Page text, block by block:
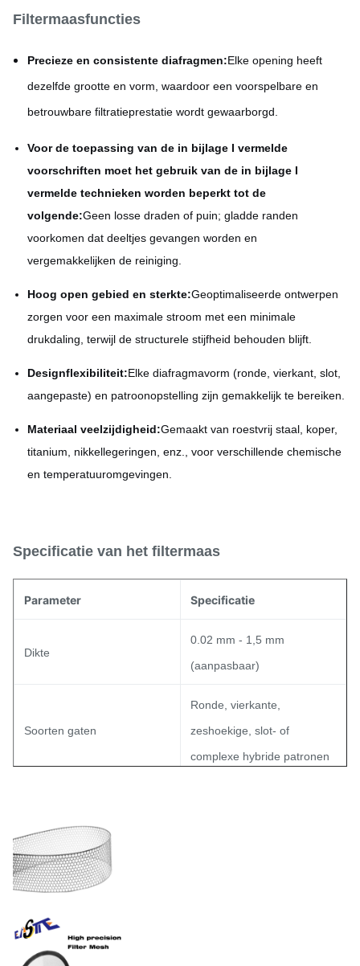
Filtermaasfuncties
Precieze en consistente diafragmen:Elke opening heeft
dezelfde grootte en vorm, waardoor een voorspelbare en
betrouwbare filtratieprestatie wordt gewaarborgd.
Voor de toepassing van de in bijlage I vermelde
voorschriften moet het gebruik van de in bijlage I
vermelde technieken worden beperkt tot de
volgende:Geen losse draden of puin; gladde randen
voorkomen dat deeltjes gevangen worden en
vergemakkelijken de reiniging.
Hoog open gebied en sterkte:Geoptimaliseerde ontwerpen
zorgen voor een maximale stroom met een minimale
drukdaling, terwijl de structurele stijfheid behouden blijft.
Designflexibiliteit:Elke diafragmavorm (ronde, vierkant, slot,
aangepaste) en patroonopstelling zijn gemakkelijk te bereiken.
Materiaal veelzijdigheid:Gemaakt van roestvrij staal, koper,
titanium, nikkellegeringen, enz., voor verschillende chemische
en temperatuuromgevingen.
Specificatie van het filtermaas
Parameter Specificatie
Dikte
0.02 mm - 1,5 mm
(aanpasbaar)
Soorten gaten
Ronde, vierkante,
zeshoekige, slot- of
complexe hybride patronen
oppervlakteverhouding
Tolerantie
Oppervlakteafwerking